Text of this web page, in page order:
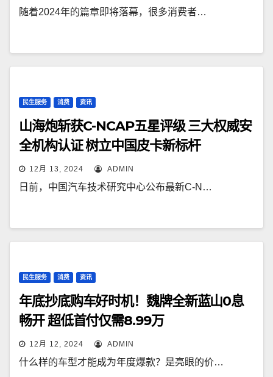
随着2024年的篇章即将落幕，很多消费者…
民生服务 消费 资讯
山海炮斩获C-NCAP五星评级 三大权威安
全机构认证 树立中国皮卡新标杆
12月 13, 2024 ADMIN
日前，中国汽车技术研究中心公布最新C-N…
民生服务 消费 资讯
年底抄底购车好时机！魏牌全新蓝山0息
畅开 超低首付仅需8.99万
12月 12, 2024 ADMIN
什么样的车型才能成为年度爆款？是亮眼的价…